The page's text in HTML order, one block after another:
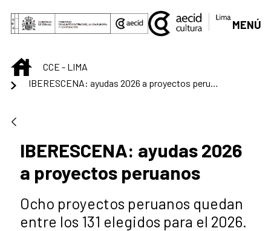
Saut au contenu principal
MENÚ
INICIOCCE - LIMA
IBERESCENA: ayudas 2026 a proyectos peruanos
IBERESCENA: ayudas 2026
a proyectos peruanos
Ocho proyectos peruanos quedan
entre los 131 elegidos para el 2026.